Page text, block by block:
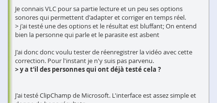
Je connais VLC pour sa partie lecture et un peu ses options
sonores qui permettent d'adapter et corriger en temps réel.
> j'ai testé une des options et le résultat est bluffant; On entend
bien la personne qui parle et le parasite est asbent
J'ai donc donc voulu tester de réenregistrer la vidéo avec cette
correction. Pour l'instant je n'y suis pas parvenu.
> y a t'il des personnes qui ont déjà testé cela ?
J'ai testé ClipChamp de Microsoft. L'interface est assez simple et